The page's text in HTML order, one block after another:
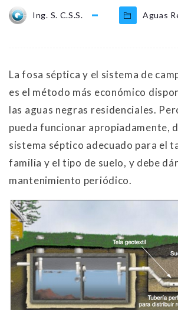
Ing. S. C.S.S. Aguas
La fosa séptica y el sistema de
es el método más económico
las aguas negras residenciales.
pueda funcionar apropiadamente,
sistema séptico adecuado para el
familia y el tipo de suelo, y debe
mantenimiento periódico.